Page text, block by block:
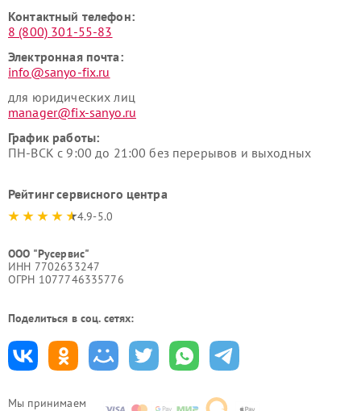
Мы принимаем
Контактный телефон:
8 (800) 301-55-83
Электронная почта:
info@sanyo-fix.ru
для юридических лиц
manager@fix-sanyo.ru
График работы:
ПН-ВСК с 9:00 до 21:00 без перерывов и выходных
Рейтинг сервисного центра
4.9-5.0
ООО "Русервис"
ИНН 7702633247
ОГРН 1077746335776
Поделиться в соц. сетях: